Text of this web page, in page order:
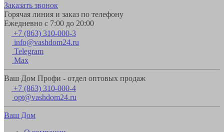
Заказать звонок
Горячая линия и заказ по телефону
Ежедневно с 7:00 до 20:00
+7 (863) 310-000-3
info@vashdom24.ru
Telegram
Max
Ваш Дом Профи - отдел оптовых продаж
+7 (863) 310-000-4
opt@vashdom24.ru
Ваш Дом